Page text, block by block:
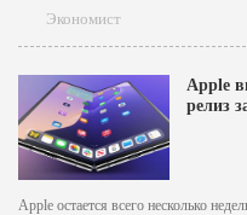
фильма Critterz, который
Экономист
Apple
релиз
Apple остается всего несколько